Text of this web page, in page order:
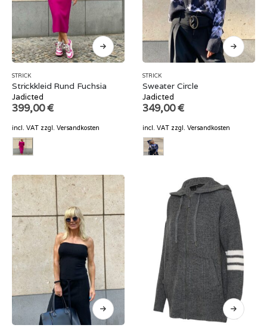
STRICK
Strickkleid Rund Fuchsia
Jadicted
399,00€
incl. VAT zzgl. Versandkosten
STRICK
Sweater Circle
Jadicted
349,00€
incl. VAT zzgl. Versandkosten